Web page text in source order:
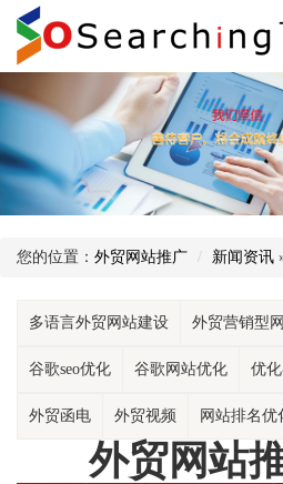
您的位置： 外贸网站推广 新闻资讯
多语言外贸网站建设 外贸营销型
谷歌seo优化 谷歌网站优化 优
外贸函电 外贸视频 网站排名优
外贸网站